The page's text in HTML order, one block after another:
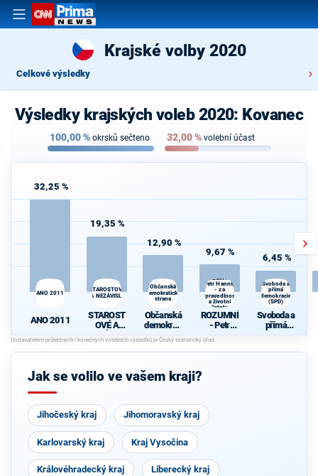
Krajské volby 2020
Celkové výsledky
Výsledky krajských voleb 2020: Kovanec
100,00% okrsků sečteno 32,00% volební účast
32,25 %
ANO 2011
ANO 2011
19,35 %
STAROSTOVÉ
A NEZÁVISLÍ
STAROST
OVÉ A
NEZÁVISL
Í
12,90 %
Občanská
demokratická
strana
Občanská
demokrati
cká strana
9,67 %
ROZUMNÍ -
Petr Hannig
- za
spravedlnost
a životní
jistoty
ROZUMNÍ
- Petr
Hannig -
za
spravedln
6,45 %
Svoboda a
přímá
demokracie
(SPD)
Svoboda a
přímá
demokraci
Jak se volilo ve vašem kraji?
Jihočeský kraj Jihomoravský kraj
Karlovarský kraj Kraj Vysočina
Královéhradecký kraj Liberecký kraj